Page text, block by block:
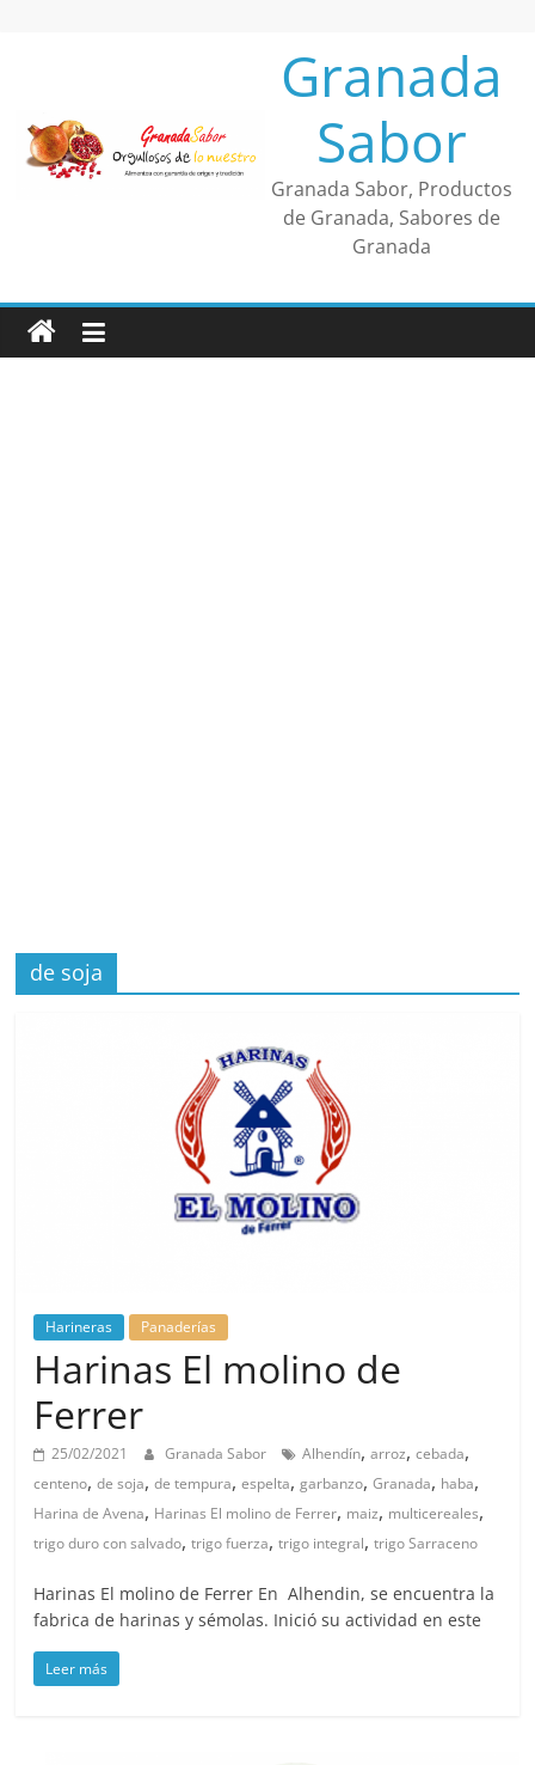
Granada
Sabor
Granada Sabor, Productos
de Granada, Sabores de
Granada
de soja
Harineras Panaderías
Harinas El molino de
Ferrer
25/02/2021 Granada Sabor Alhendín,arroz,cebada,
centeno,de soja,de tempura,espelta,garbanzo,Granada, haba,
Harina de Avena, Harinas El molino de Ferrer, maiz, multicereales,
trigo duro con salvado,trigo fuerza,trigo integral,trigo Sarraceno
Harinas El molino de Ferrer En Alhendin, se encuentra la
fabrica de harinas y sémolas. Inició su actividad en este
Leer más